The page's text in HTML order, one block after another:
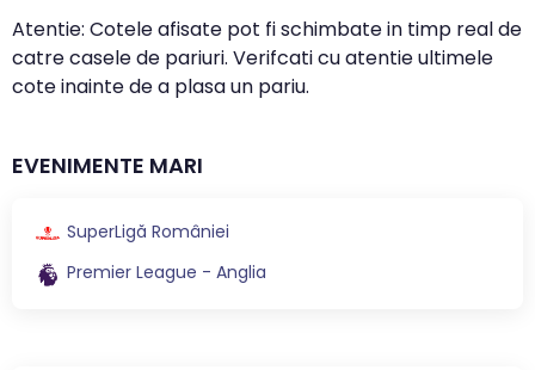
Atentie: Cotele afisate pot fi schimbate in timp real de
catre casele de pariuri. Verifcati cu atentie ultimele
cote inainte de a plasa un pariu.
EVENIMENTE MARI
SuperLigă României
Premier League - Anglia